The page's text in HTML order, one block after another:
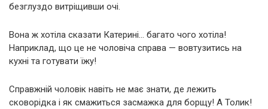
безглуздо витріщивши очі.
Вона ж хотіла сказати Катерині… багато чого хотіла!
Наприклад, що це не чоловіча справа — вовтузитись на
кухні та готувати їжу!
Справжній чоловік навіть не має знати, де лежить
сковорідка і як смажиться засмажка для борщу! А Толик!